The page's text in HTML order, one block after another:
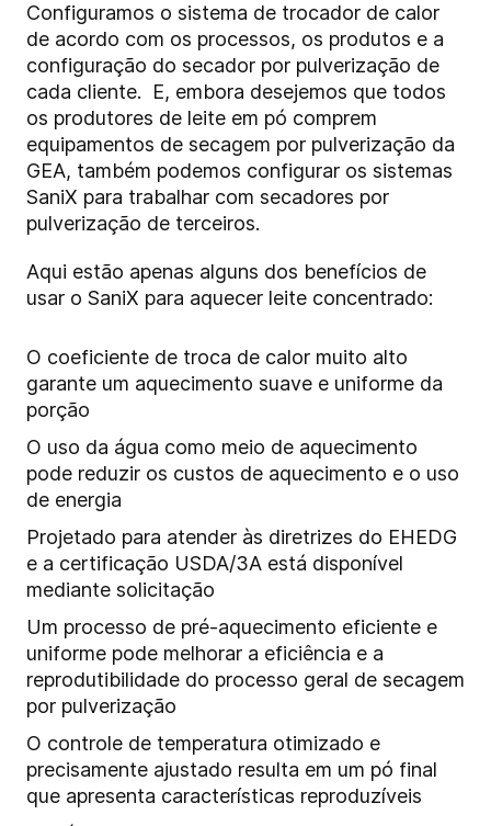
Configuramos o sistema de trocador de calor
de acordo com os processos, os produtos e a
configuração do secador por pulverização de
cada cliente. E, embora desejemos que todos
os produtores de leite em pó comprem
equipamentos de secagem por pulverização da
GEA, também podemos configurar os sistemas
SaniX para trabalhar com secadores por
pulverização de terceiros.
Aqui estão apenas alguns dos benefícios de
usar o SaniX para aquecer leite concentrado:
O coeficiente de troca de calor muito alto
garante um aquecimento suave e uniforme da
porção
O uso da água como meio de aquecimento
pode reduzir os custos de aquecimento e o uso
de energia
Projetado para atender às diretrizes do EHEDG
e a certificação USDA/3A está disponível
mediante solicitação
Um processo de pré-aquecimento eficiente e
uniforme pode melhorar a eficiência e a
reprodutibilidade do processo geral de secagem
por pulverização
O controle de temperatura otimizado e
precisamente ajustado resulta em um pó final
que apresenta características reproduzíveis